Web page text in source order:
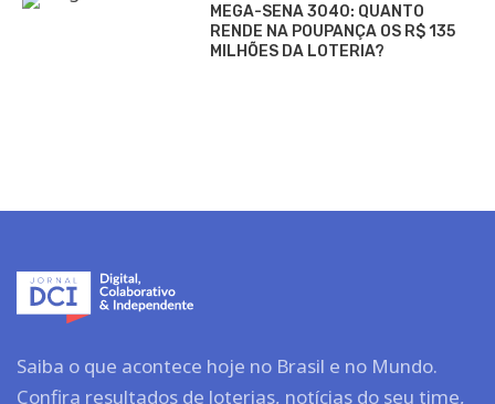
MEGA-SENA 3040: QUANTO
RENDE NA POUPANÇA OS R$ 135
MILHÕES DA LOTERIA?
Saiba o que acontece hoje no Brasil e no Mundo.
Confira resultados de loterias, notícias do seu time,